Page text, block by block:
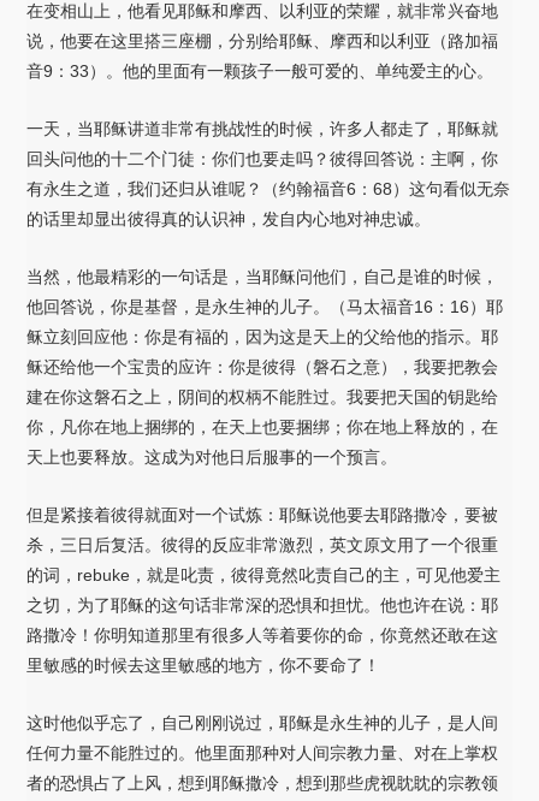
在变相山上，他看见耶稣和摩西、以利亚的荣耀，就非常兴奋地
说，他要在这里搭三座棚，分别给耶稣、摩西和以利亚（路加福
音9：33）。他的里面有一颗孩子一般可爱的、单纯爱主的心。
一天，当耶稣讲道非常有挑战性的时候，许多人都走了，耶稣就
回头问他的十二个门徒：你们也要走吗？彼得回答说：主啊，你
有永生之道，我们还归从谁呢？（约翰福音6：68）这句看似无奈
的话里却显出彼得真的认识神，发自内心地对神忠诚。
当然，他最精彩的一句话是，当耶稣问他们，自己是谁的时候，
他回答说，你是基督，是永生神的儿子。（马太福音16：16）耶
稣立刻回应他：你是有福的，因为这是天上的父给他的指示。耶
稣还给他一个宝贵的应许：你是彼得（磐石之意），我要把教会
建在你这磐石之上，阴间的权柄不能胜过。我要把天国的钥匙给
你，凡你在地上捆绑的，在天上也要捆绑；你在地上释放的，在
天上也要释放。这成为对他日后服事的一个预言。
但是紧接着彼得就面对一个试炼：耶稣说他要去耶路撒冷，要被
杀，三日后复活。彼得的反应非常激烈，英文原文用了一个很重
的词，rebuke，就是叱责，彼得竟然叱责自己的主，可见他爱主
之切，为了耶稣的这句话非常深的恐惧和担忧。他也许在说：耶
路撒冷！你明知道那里有很多人等着要你的命，你竟然还敢在这
里敏感的时候去这里敏感的地方，你不要命了！
这时他似乎忘了，自己刚刚说过，耶稣是永生神的儿子，是人间
任何力量不能胜过的。他里面那种对人间宗教力量、对在上掌权
者的恐惧占了上风，想到耶稣撒冷，想到那些虎视眈眈的宗教领